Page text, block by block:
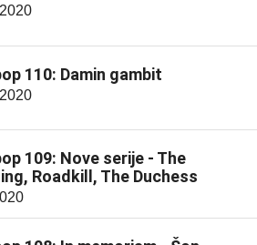
110: Damin gambit
109: Nove serije - The
Roadkill, The Duchess